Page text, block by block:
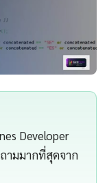
Developer
ามมากที่สุดจาก